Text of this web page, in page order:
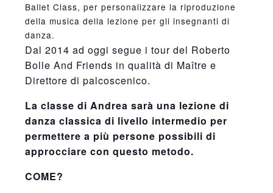
Ballet Class, per personalizzare la riproduzione
della musica della lezione per gli insegnanti di
danza.
Dal 2014 ad oggi segue i tour del Roberto
Bolle And Friends in qualità di Maître e
Direttore di palcoscenico.
La classe di Andrea sarà una lezione di
danza classica di livello intermedio per
permettere a più persone possibili di
approcciare con questo metodo.
COME?